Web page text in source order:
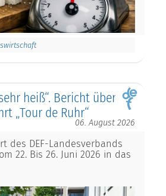
heiß“. Bericht über
„Tour de Ruhr“
06. August 2026
des DEF-Landesverbands
22. Bis 26. Juni 2026 in das